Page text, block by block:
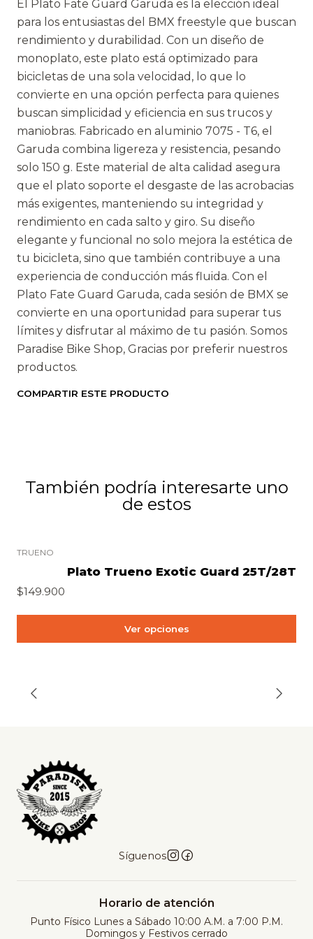
El Plato Fate Guard Garuda es la elección ideal
para los entusiastas del BMX freestyle que buscan
rendimiento y durabilidad. Con un diseño de
monoplato, este plato está optimizado para
bicicletas de una sola velocidad, lo que lo
convierte en una opción perfecta para quienes
buscan simplicidad y eficiencia en sus trucos y
maniobras. Fabricado en aluminio 7075 - T6, el
Garuda combina ligereza y resistencia, pesando
solo 150 g. Este material de alta calidad asegura
que el plato soporte el desgaste de las acrobacias
más exigentes, manteniendo su integridad y
rendimiento en cada salto y giro. Su diseño
elegante y funcional no solo mejora la estética de
tu bicicleta, sino que también contribuye a una
experiencia de conducción más fluida. Con el
Plato Fate Guard Garuda, cada sesión de BMX se
convierte en una oportunidad para superar tus
límites y disfrutar al máximo de tu pasión. Somos
Paradise Bike Shop, Gracias por preferir nuestros
productos.
COMPARTIR ESTE PRODUCTO
También podría interesarte uno
de estos
TRUENO
Plato Trueno Exotic Guard 25T/28T
$149.900
Ver opciones
Síguenos
Horario de atención
Punto Físico Lunes a Sábado 10:00 A.M. a 7:00 P.M.
Domingos y Festivos cerrado